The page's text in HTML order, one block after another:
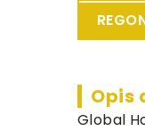
Opis
Global